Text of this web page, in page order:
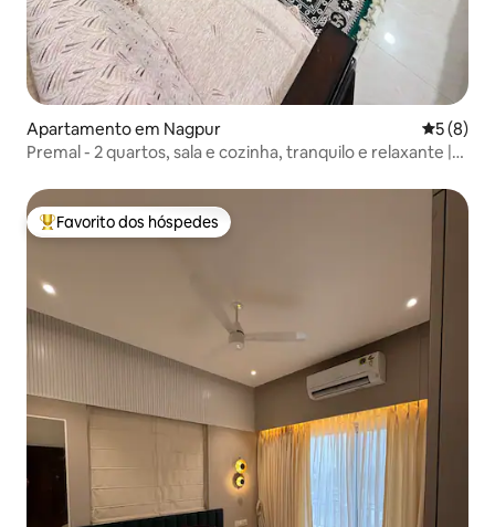
Apartamento em Nagpur
5 (8)
Premal - 2 quartos, sala e cozinha, tranquilo e relaxante |
Favoritos dos hóspedes mais apreciados
Favorito dos hóspedes